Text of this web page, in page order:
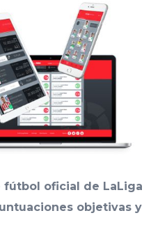
fútbol oficial de LaLiga
objetivas y